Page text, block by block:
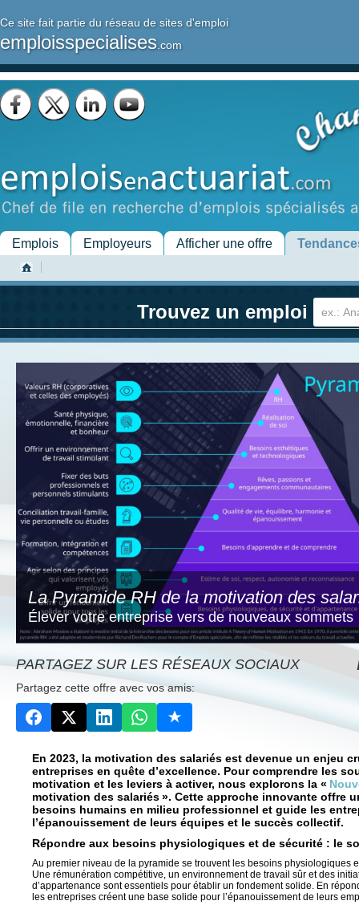
Ce site fait partie du réseau de sites d'emploi
emploisspecialises .com
Emplois Employeurs Afficher une offre
Trouvez un emploi
La Pyramide RH de la motivation des
Élever votre entreprise vers de nouveaux sommets
PARTAGEZ SUR LES RÉSEAUX SOCIAUX
Partagez cette offre avec vos amis:
En 2023, la motivation des salariés est devenue un enjeu
entreprises en quête d’excellence. Pour comprendre les
motivation et les leviers à activer, nous explorons la «
motivation des salariés ». Cette approche innovante offre
besoins humains en milieu professionnel et guide les
l’épanouissement de leurs équipes et le succès collectif.
Répondre aux besoins physiologiques et de sécurité : le
Au premier niveau de la pyramide se trouvent les besoins physiologiques
Une rémunération compétitive, un environnement de travail sûr et des
d’appartenance sont essentiels pour établir un fondement solide. En
les entreprises créent une base solide pour l’épanouissement de leurs